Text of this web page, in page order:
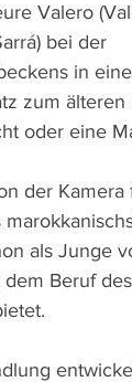
Valero
bei der
in
zum
oder eine
der
als Junge
Beruf